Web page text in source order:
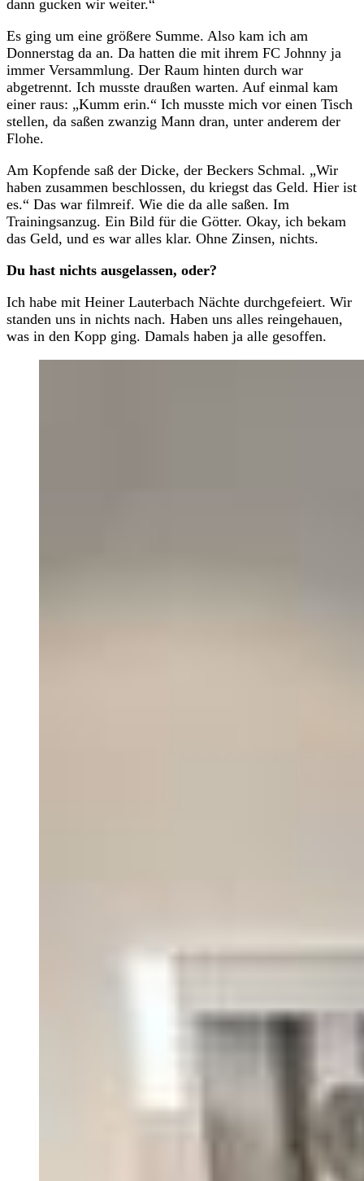
dann gucken wir weiter.“
Es ging um eine größere Summe. Also kam ich am
Donnerstag da an. Da hatten die mit ihrem FC Johnny ja
immer Versammlung. Der Raum hinten durch war
abgetrennt. Ich musste draußen warten. Auf einmal kam
einer raus: „Kumm erin.“ Ich musste mich vor einen Tisch
stellen, da saßen zwanzig Mann dran, unter anderem der
Flohe.
Am Kopfende saß der Dicke, der Beckers Schmal. „Wir
haben zusammen beschlossen, du kriegst das Geld. Hier ist
es.“ Das war filmreif. Wie die da alle saßen. Im
Trainingsanzug. Ein Bild für die Götter. Okay, ich bekam
das Geld, und es war alles klar. Ohne Zinsen, nichts.
Du hast nichts ausgelassen, oder?
Ich habe mit Heiner Lauterbach Nächte durchgefeiert. Wir
standen uns in nichts nach. Haben uns alles reingehauen,
was in den Kopp ging. Damals haben ja alle gesoffen.